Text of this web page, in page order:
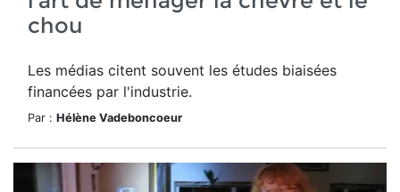
chou
Les médias citent souvent les études biaisées
financées par l'industrie.
Par : Hélène Vadeboncoeur